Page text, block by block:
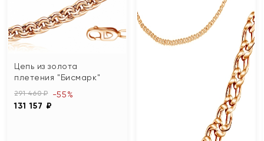
Цепь из золота
плетения "Бисмарк"
291 460 ₽
131 157 ₽
-55%